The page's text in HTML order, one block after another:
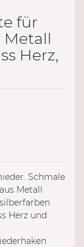
für
Herz,
Schmale
Metall
Herz und